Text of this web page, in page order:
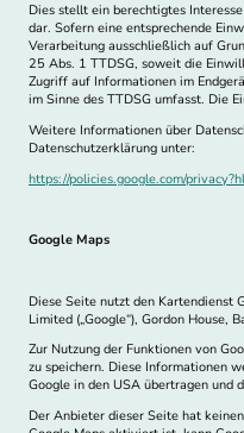
Dies stellt ein berechtigtes
dar. Sofern eine entsprechende
Verarbeitung ausschließlich auf
25 Abs. 1 TTDSG, soweit die
Zugriff auf Informationen im
im Sinne des TTDSG umfasst. Die
Weitere Informationen über
Datenschutzerklärung unter:
https://policies.google.com/
Google Maps
Diese Seite nutzt den Kartendienst
Limited („Google“), Gordon House,
Zur Nutzung der Funktionen von
zu speichern. Diese Informationen
Google in den USA übertragen und
Der Anbieter dieser Seite hat